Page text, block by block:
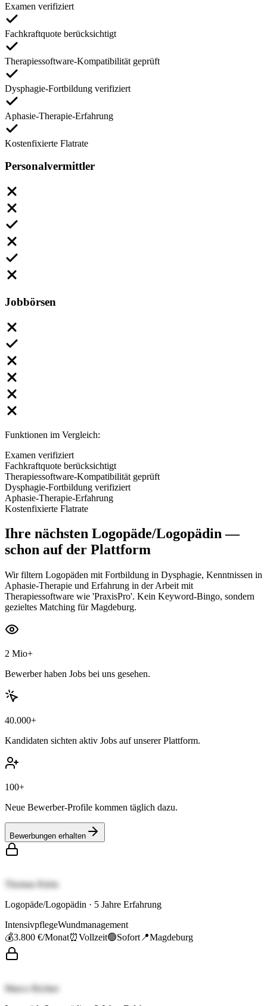
Examen verifiziert
Fachkraftquote berücksichtigt
Therapiessoftware-Kompatibilität geprüft
Dysphagie-Fortbildung verifiziert
Aphasie-Therapie-Erfahrung
Kostenfixierte Flatrate
Personalvermittler
Jobbörsen
Funktionen im Vergleich:
Examen verifiziert
Fachkraftquote berücksichtigt
Therapiessoftware-Kompatibilität geprüft
Dysphagie-Fortbildung verifiziert
Aphasie-Therapie-Erfahrung
Kostenfixierte Flatrate
Ihre nächsten Logopäde/Logopädin—
schon auf der Plattform
Wir filtern Logopäden mit Fortbildung in Dysphagie, Kenntnissen in
Aphasie-Therapie und Erfahrung in der Arbeit mit
Therapiessoftware wie 'PraxisPro'. Kein Keyword-Bingo, sondern
gezieltes Matching für Magdeburg.
2 Mio+
Bewerber haben Jobs bei uns gesehen.
40.000+
Kandidaten sichten aktiv Jobs auf unserer Plattform.
100+
Neue Bewerber-Profile kommen täglich dazu.
Bewerbungen erhalten
Thomas Klein
Logopäde/Logopädin · 5 Jahre Erfahrung
IntensivpflegeWundmanagement
💰3.800 €/Monat⏰Vollzeit🟢Sofort 📍Magdeburg
Marco Richter